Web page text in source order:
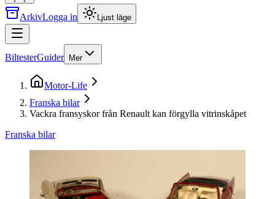
ArkivLogga in Ljust läge
BiltesterGuider Mer
Motor-Life
Franska bilar
Vackra fransyskor från Renault kan förgylla vitrinskåpet
Franska bilar